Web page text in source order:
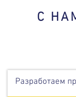
С
Разработаем